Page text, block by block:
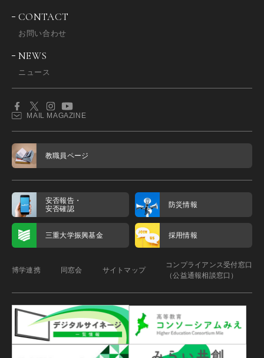
CONTACT
お問い合わせ
NEWS
ニュース
MAIL MAGAZINE
教職員ページ
安否報告・
安否確認
防災情報
三重大学振興基金 採用情報
博学連携 同窓会 サイトマップ
コンプライアンス受付窓口
（公益通報相談窓口）